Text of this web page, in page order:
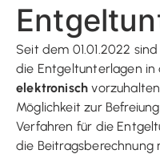
Seit dem 01.01.2022
die Entgeltunterlagen in
elektronisch
Möglichkeit zur
Verfahren für die
die Beitragsberechnung